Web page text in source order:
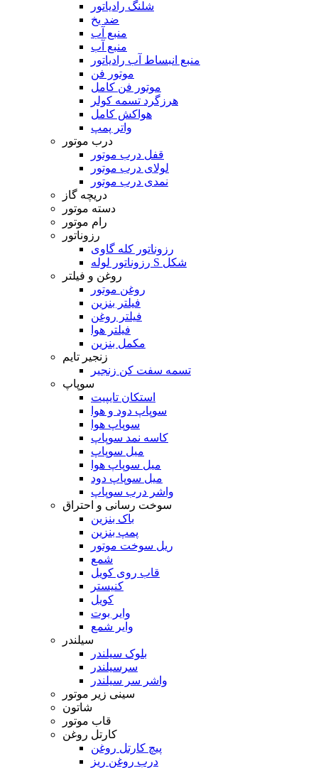
شلنگ رادیاتور
ضد یخ
منبع آب
منبع آب
منبع انبساط آب رادیاتور
موتور فن
موتور فن کامل
هرزگرد تسمه کولر
هواکش کامل
واتر پمپ
درب موتور
قفل درب موتور
لولای درب موتور
نمدی درب موتور
دریچه گاز
دسته موتور
رام موتور
رزوناتور
رزوناتور کله گاوی
رزوناتور لوله S شکل
روغن و فیلتر
روغن موتور
فیلتر بنزین
فیلتر روغن
فیلتر هوا
مکمل بنزین
زنجیر تایم
تسمه سفت کن زنجیر
سوپاپ
استکان تایپیت
سوپاپ دود و هوا
سوپاپ هوا
کاسه نمد سوپاپ
میل سوپاپ
میل سوپاپ هوا
میل سوپاپ دود
واشر درب سوپاپ
سوخت رسانی و احتراق
باک بنزین
پمپ بنزین
ریل سوخت موتور
شمع
قاب روی کویل
کنیستر
کویل
وایر بوت
وایر شمع
سیلندر
بلوک سیلندر
سرسیلندر
واشر سر سیلندر
سینی زیر موتور
شاتون
قاب موتور
کارتل روغن
پیچ کارتل روغن
درب روغن ریز